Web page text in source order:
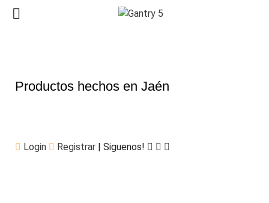
Productos hechos en Jaén
Login Registrar | Siguenos!